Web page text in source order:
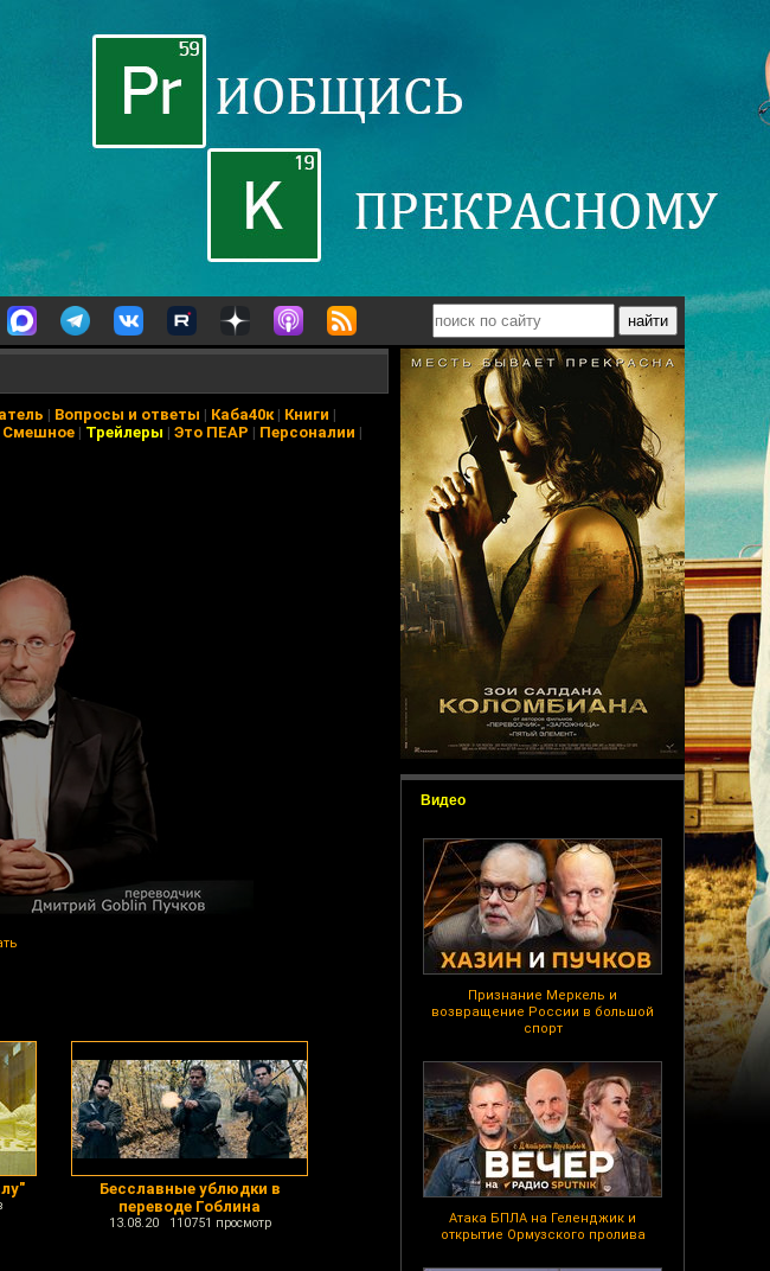
Видео
Признание Меркель и
возвращение России в большой
спорт
Атака БПЛА на Геленджик и
открытие Ормузского пролива
| Вопросы и ответы | Каба40к| Книги |
Смешное | Трейлеры | Это ПЕАР | Персоналии |
Бесславные ублюдки в
переводе Гоблина
13.08.20 110751 просмотр